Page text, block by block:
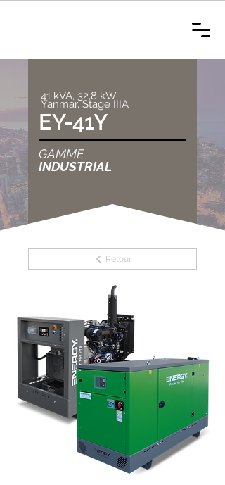
41 kVA, 32,8 kW
Yanmar, Stage IIIA
EY-41Y
GAMME
INDUSTRIAL
Retour